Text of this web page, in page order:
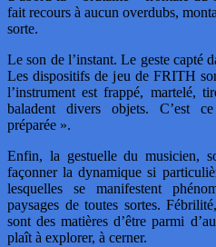
fait recours à aucun overdubs,
sorte.
Le son de l’instant. Le geste capté
Les dispositifs de jeu de FRITH
l’instrument est frappé, martelé,
baladent divers objets. C’est
préparée ».
Enfin, la gestuelle du musicien,
façonner la dynamique si
lesquelles se manifestent
paysages de toutes sortes.
sont des matières d’être parmi
plaît à explorer, à cerner.